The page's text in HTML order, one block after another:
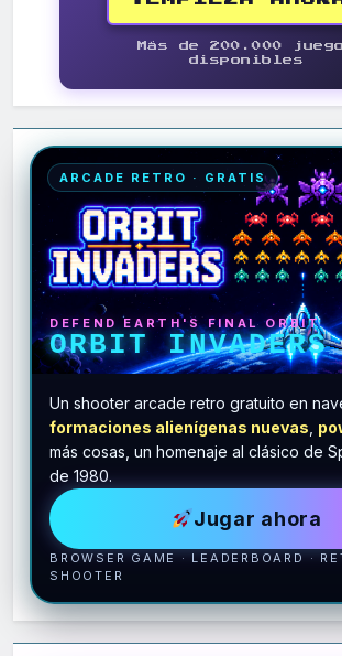
Más de 200.000
disponibles
ARCADE RETRO · GRATIS
DEFEND EARTH'S FINAL ORBIT
ORBIT INVADERS
Un shooter arcade retro gratuito en
formaciones alienígenas nuevas
más cosas, un homenaje al clásico de
de 1980.
Jugar ahora
BROWSER GAME · LEADERBOARD ·
SHOOTER